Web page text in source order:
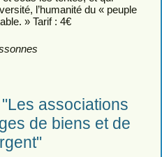
l’humanité du « peuple
» Tarif : 4€
associations
de biens et de